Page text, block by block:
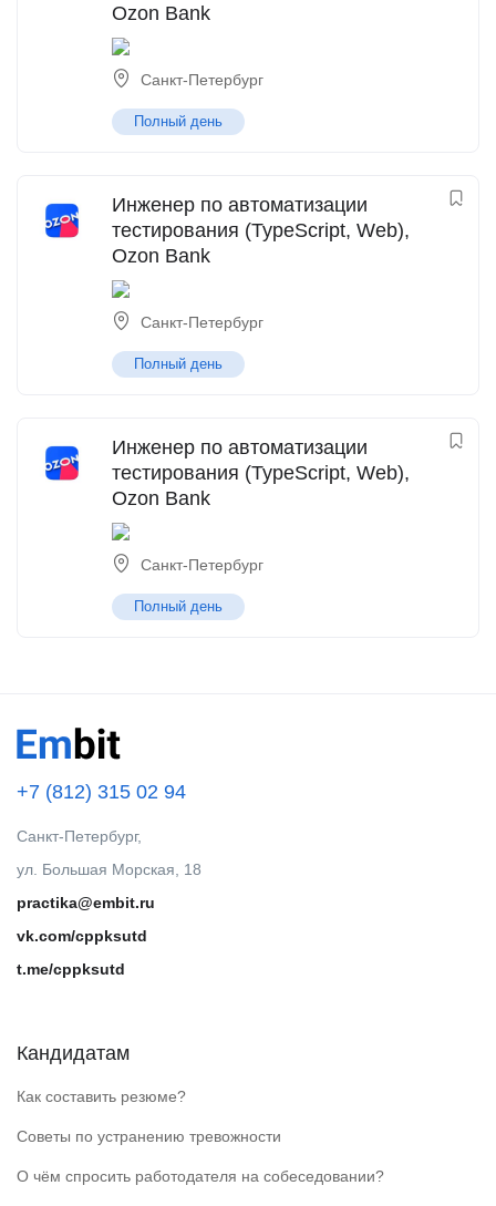
Ozon Bank
Санкт-Петербург
Полный день
Инженер по автоматизации
тестирования (TypeScript, Web),
Ozon Bank
Санкт-Петербург
Полный день
Инженер по автоматизации
тестирования (TypeScript, Web),
Ozon Bank
Санкт-Петербург
Полный день
+7 (812) 315 02 94
Санкт-Петербург,
ул. Большая Морская, 18
practika@embit.ru
vk.com/cppksutd
t.me/cppksutd
Кандидатам
Как составить резюме?
Советы по устранению тревожности
О чём спросить работодателя на собеседовании?